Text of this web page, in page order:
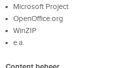
Microsoft Project
OpenOffice.org
WinZIP
e.a.
Content beheer